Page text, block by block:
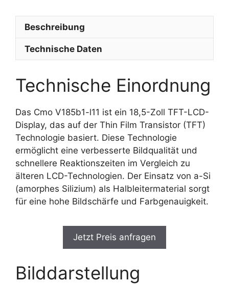
Beschreibung
Technische Daten
Technische Einordnung
Das Cmo V185b1-l11 ist ein 18,5-Zoll TFT-LCD-
Display, das auf der Thin Film Transistor (TFT)
Technologie basiert. Diese Technologie
ermöglicht eine verbesserte Bildqualität und
schnellere Reaktionszeiten im Vergleich zu
älteren LCD-Technologien. Der Einsatz von a-Si
(amorphes Silizium) als Halbleitermaterial sorgt
für eine hohe Bildschärfe und Farbgenauigkeit.
Jetzt Preis anfragen
Bilddarstellung